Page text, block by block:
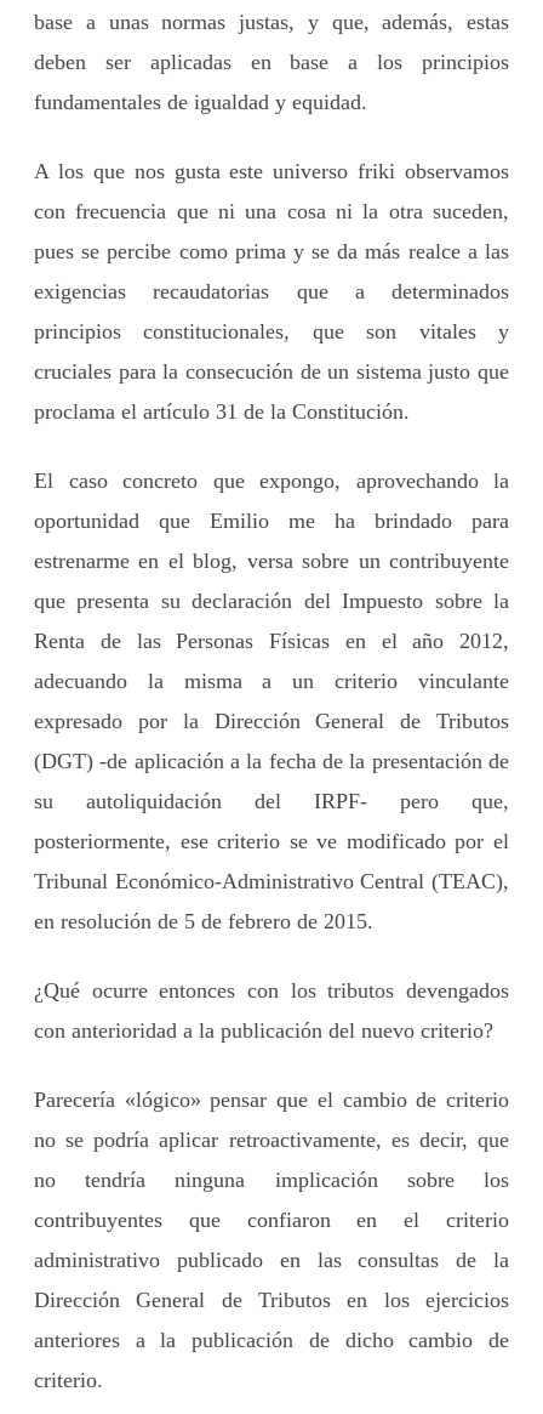
base a unas normas justas, y que, además, estas
deben ser aplicadas en base a los principios
fundamentales de igualdad y equidad.
A los que nos gusta este universo friki observamos
con frecuencia que ni una cosa ni la otra suceden,
pues se percibe como prima y se da más realce a las
exigencias recaudatorias que a determinados
principios constitucionales, que son vitales y
cruciales para la consecución de un sistema justo que
proclama el artículo 31 de la Constitución.
El caso concreto que expongo, aprovechando la
oportunidad que Emilio me ha brindado para
estrenarme en el blog, versa sobre un contribuyente
que presenta su declaración del Impuesto sobre la
Renta de las Personas Físicas en el año 2012,
adecuando la misma a un criterio vinculante
expresado por la Dirección General de Tributos
(DGT) -de aplicación a la fecha de la presentación de
su autoliquidación del IRPF- pero que,
posteriormente, ese criterio se ve modificado por el
Tribunal Económico-Administrativo Central (TEAC),
en resolución de 5 de febrero de 2015.
¿Qué ocurre entonces con los tributos devengados
con anterioridad a la publicación del nuevo criterio?
Parecería «lógico» pensar que el cambio de criterio
no se podría aplicar retroactivamente, es decir, que
no tendría ninguna implicación sobre los
contribuyentes que confiaron en el criterio
administrativo publicado en las consultas de la
Dirección General de Tributos en los ejercicios
anteriores a la publicación de dicho cambio de
criterio.